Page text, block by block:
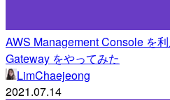
AWS Management Console を
Gateway をやってみた
LimChaejeong
2021.07.14